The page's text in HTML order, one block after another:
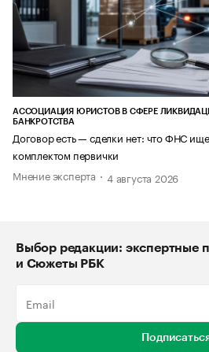
АССОЦИАЦИЯ ЮРИСТОВ В СФЕРЕ
БАНКРОТСТВА
Договор есть — сделки нет: что ФНС
комплектом первички
Мнение эксперта
4 августа 2026
Выбор редакции: экспертные
и Сюжеты РБК